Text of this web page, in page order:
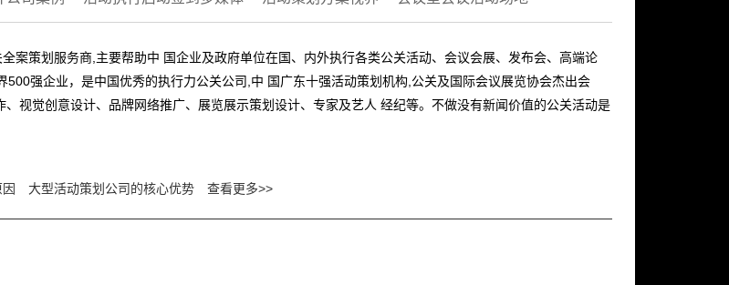
案策划服务商,主要帮助中 国企业及政府单位在国、内外执行各类公关活动、会议会展、发布会、高端论
强企业，是中国优秀的执行力公关公司,中 国广东十强活动策划机构,公关及国际会议展览协会杰出会
视觉创意设计、品牌网络推广、展览展示策划设计、专家及艺人 经纪等。不做没有新闻价值的公关活动是
大型活动策划公司的核心优势 查看更多>>